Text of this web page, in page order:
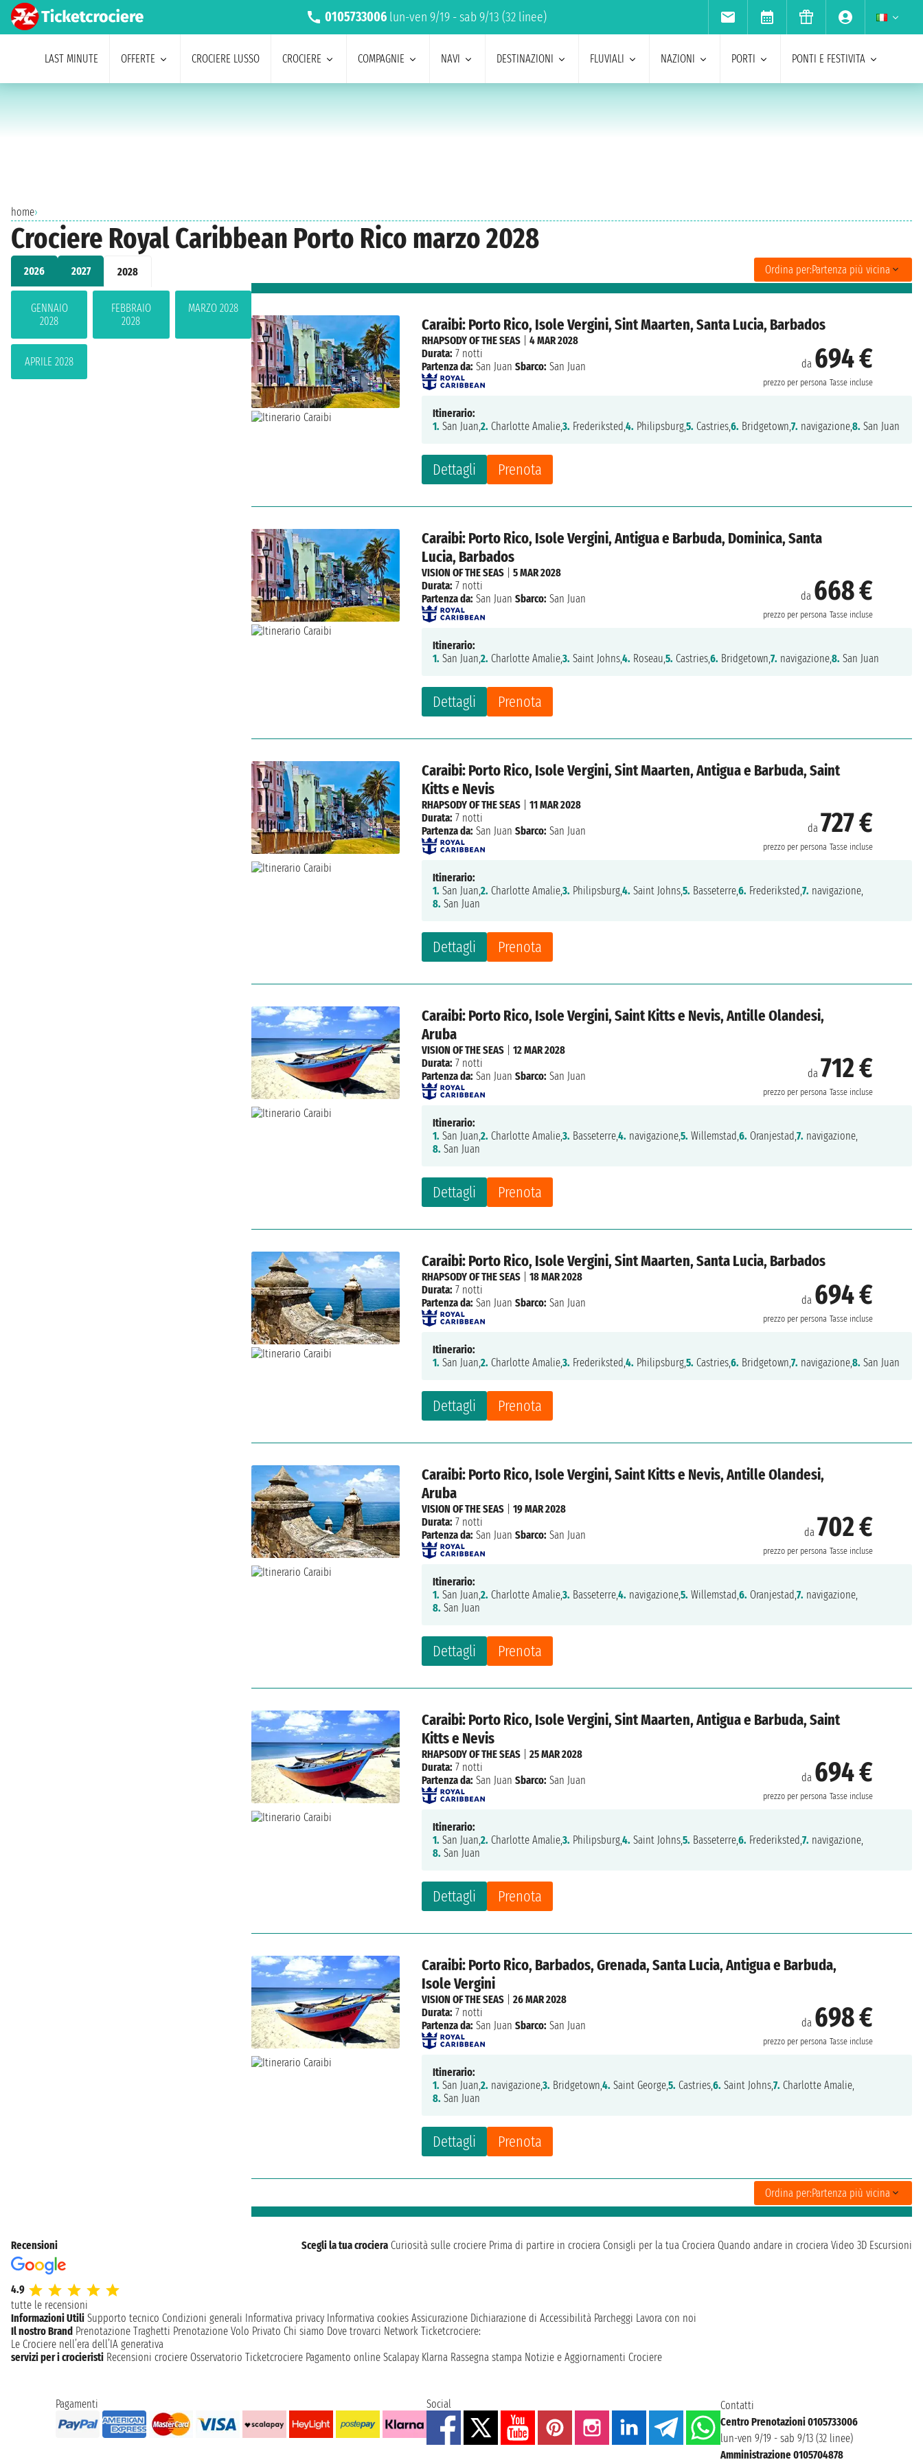
0105733006 lun-ven 9/19 - sab 9/13 (32 linee)
LAST MINUTE OFFERTE CROCIERE LUSSO CROCIERE COMPAGNIE NAVI DESTINAZIONI FLUVIALI NAZIONI PORTI PONTI E FESTIVITA
home›
Crociere Royal Caribbean Porto Rico marzo 2028
2026 2027 2028
GENNAIO
2028
FEBBRAIO
2028
MARZO 2028
APRILE 2028
Ordina per:Partenza più vicina
Caraibi: Porto Rico, Isole Vergini, Sint Maarten, Santa Lucia, Barbados
da 694 €
prezzo per persona Tasse incluse
Dettagli Prenota
RHAPSODY OF THE SEAS |4 MAR 2028
Durata: 7 notti
Partenza da: San Juan Sbarco: San Juan
Itinerario:
1. San Juan,2. Charlotte Amalie,3. Frederiksted,4. Philipsburg,5. Castries,6. Bridgetown,7. navigazione,8. San Juan
Caraibi: Porto Rico, Isole Vergini, Antigua e Barbuda, Dominica, Santa
Lucia, Barbados
da 668 €
prezzo per persona Tasse incluse
Dettagli Prenota
VISION OF THE SEAS |5 MAR 2028
Durata: 7 notti
Partenza da: San Juan Sbarco: San Juan
Itinerario:
1. San Juan,2. Charlotte Amalie,3. Saint Johns,4. Roseau,5. Castries,6. Bridgetown,7. navigazione,8. San Juan
Caraibi: Porto Rico, Isole Vergini, Sint Maarten, Antigua e Barbuda, Saint
Kitts e Nevis
da 727 €
prezzo per persona Tasse incluse
Dettagli Prenota
RHAPSODY OF THE SEAS |11 MAR 2028
Durata: 7 notti
Partenza da: San Juan Sbarco: San Juan
Itinerario:
1. San Juan,2. Charlotte Amalie,3. Philipsburg,4. Saint Johns,5. Basseterre,6. Frederiksted,7. navigazione,
8. San Juan
Caraibi: Porto Rico, Isole Vergini, Saint Kitts e Nevis, Antille Olandesi,
Aruba
da 712 €
prezzo per persona Tasse incluse
Dettagli Prenota
VISION OF THE SEAS |12 MAR 2028
Durata: 7 notti
Partenza da: San Juan Sbarco: San Juan
Itinerario:
1. San Juan,2. Charlotte Amalie,3. Basseterre,4. navigazione,5. Willemstad,6. Oranjestad,7. navigazione,
8. San Juan
Caraibi: Porto Rico, Isole Vergini, Sint Maarten, Santa Lucia, Barbados
da 694 €
prezzo per persona Tasse incluse
Dettagli Prenota
RHAPSODY OF THE SEAS |18 MAR 2028
Durata: 7 notti
Partenza da: San Juan Sbarco: San Juan
Itinerario:
1. San Juan,2. Charlotte Amalie,3. Frederiksted,4. Philipsburg,5. Castries,6. Bridgetown,7. navigazione,8. San Juan
Caraibi: Porto Rico, Isole Vergini, Saint Kitts e Nevis, Antille Olandesi,
Aruba
da 702 €
prezzo per persona Tasse incluse
Dettagli Prenota
VISION OF THE SEAS |19 MAR 2028
Durata: 7 notti
Partenza da: San Juan Sbarco: San Juan
Itinerario:
1. San Juan,2. Charlotte Amalie,3. Basseterre,4. navigazione,5. Willemstad,6. Oranjestad,7. navigazione,
8. San Juan
Caraibi: Porto Rico, Isole Vergini, Sint Maarten, Antigua e Barbuda, Saint
Kitts e Nevis
da 694 €
prezzo per persona Tasse incluse
Dettagli Prenota
RHAPSODY OF THE SEAS |25 MAR 2028
Durata: 7 notti
Partenza da: San Juan Sbarco: San Juan
Itinerario:
1. San Juan,2. Charlotte Amalie,3. Philipsburg,4. Saint Johns,5. Basseterre,6. Frederiksted,7. navigazione,
8. San Juan
Caraibi: Porto Rico, Barbados, Grenada, Santa Lucia, Antigua e Barbuda,
Isole Vergini
da 698 €
prezzo per persona Tasse incluse
Dettagli Prenota
VISION OF THE SEAS |26 MAR 2028
Durata: 7 notti
Partenza da: San Juan Sbarco: San Juan
Itinerario:
1. San Juan,2. navigazione,3. Bridgetown,4. Saint George,5. Castries,6. Saint Johns,7. Charlotte Amalie,
8. San Juan
Ordina per:Partenza più vicina
Recensioni
4.9
tutte le recensioni
Scegli la tua crociera Curiosità sulle crociere Prima di partire in crociera Consigli per la tua Crociera Quando andare in crociera Video 3D Escursioni
Informazioni Utili Supporto tecnico Condizioni generali Informativa privacy Informativa cookies Assicurazione Dichiarazione di Accessibilità Parcheggi Lavora con noi
Il nostro Brand Prenotazione Traghetti Prenotazione Volo Privato Chi siamo Dove trovarci Network Ticketcrociere:
Le Crociere nell’era dell’IA generativa
servizi per i crocieristi Recensioni crociere Osservatorio Ticketcrociere Pagamento online Scalapay Klarna Rassegna stampa Notizie e Aggiornamenti Crociere
Pagamenti Social
Contatti
Centro Prenotazioni 0105733006
lun-ven 9/19 - sab 9/13 (32 linee)
Amministrazione 0105704878